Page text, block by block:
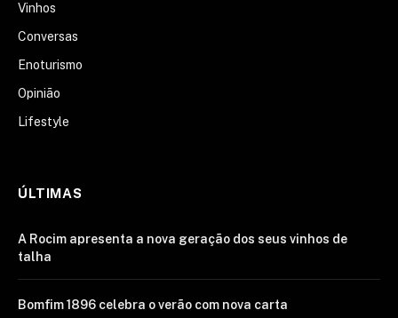
Vinhos
Conversas
Enoturismo
Opinião
Lifestyle
ÚLTIMAS
A Rocim apresenta a nova geração dos seus vinhos de
talha
Bomfim 1896 celebra o verão com nova carta